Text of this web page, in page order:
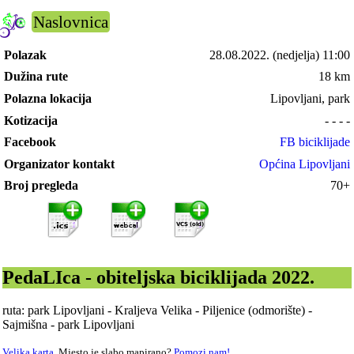
Naslovnica
Polazak 28.08.2022. (nedjelja) 11:00
Dužina rute
18 km
Polazna lokacija
Lipovljani, park
Kotizacija
- - - -
Facebook
FB biciklijade
Organizator kontakt
Općina Lipovljani
Broj pregleda
70+
PedaLIca - obiteljska biciklijada 2022.
ruta: park Lipovljani - Kraljeva Velika - Piljenice (odmorište) -
Sajmišna - park Lipovljani